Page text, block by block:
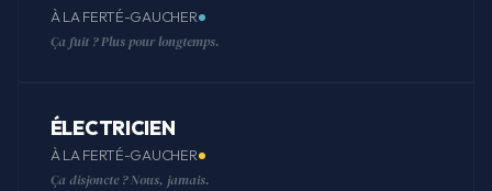
À LA FERTÉ-GAUCHER
Ça fuit ? Plus pour longtemps.
ÉLECTRICIEN
À LA FERTÉ-GAUCHER
Ça disjoncte ? Nous, jamais.